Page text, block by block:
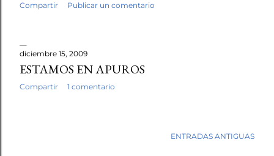
Compartir Publicar un comentario
diciembre 15, 2009
ESTAMOS EN APUROS
Compartir 1 comentario
ENTRADAS ANTIGUAS